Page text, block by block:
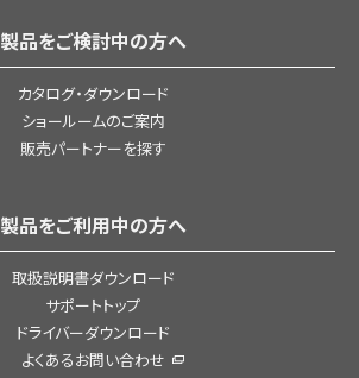
製品をご検討中の方へ
カタログ・ダウンロード
ショールームのご案内
販売パートナーを探す
製品をご利用中の方へ
取扱説明書ダウンロード
サポートトップ
ドライバーダウンロード
よくあるお問い合わせ